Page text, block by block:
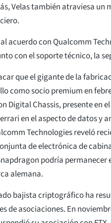
Velas también atraviesa
acuerdo con Qualcomm
con el soporte técnico, la
que el gigante de la
como socio premium en
Digital Chassis, presente en
en el aspecto de datos y
Technologies reveló
de electrónica de
podría permanecer
alemana.
bajista criptográfico ha
de asociaciones. En